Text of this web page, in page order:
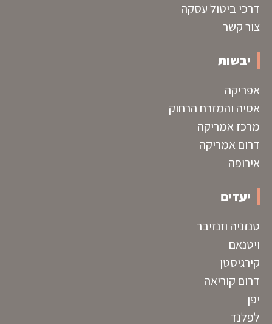
דרכי ביטול עסקה
צור קשר
יבשות
אפריקה
אסיה והמזרח הרחוק
מרכז אמריקה
דרום אמריקה
אירופה
יעדים
טנזניה וזנזיבר
ויטנאם
קירגיסטן
דרום קוריאה
יפן
לפלנד